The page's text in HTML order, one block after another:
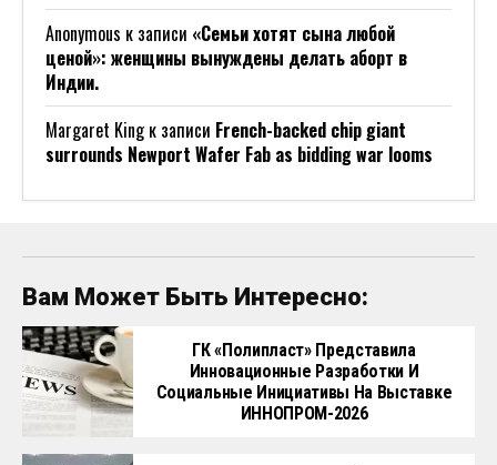
Anonymous к записи «Семьи хотят сына любой
ценой»: женщины вынуждены делать аборт в
Индии.
Margaret Kingк записи French-backed chip giant
surrounds Newport Wafer Fab as bidding war looms
Вам Может Быть Интересно:
ГК «Полипласт» Представила
Инновационные Разработки И
Социальные Инициативы На Выставке
ИННОПРОМ-2026